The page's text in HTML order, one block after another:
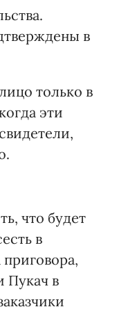
в
только в
эти
что будет
в
Пукач в